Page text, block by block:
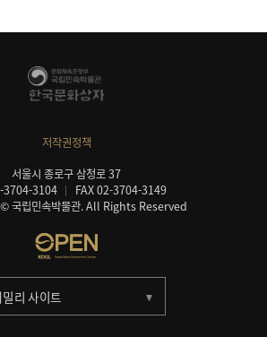
저작권정책
서울시 종로구 삼청로 37
3704-3104
FAX 02-3704-3149
국립민속박물관. All Rights Reserved
리 사이트